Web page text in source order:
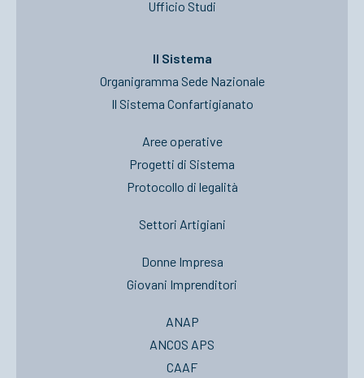
Ufficio Studi
Il Sistema
Organigramma Sede Nazionale
Il Sistema Confartigianato
Aree operative
Progetti di Sistema
Protocollo di legalità
Settori Artigiani
Donne Impresa
Giovani Imprenditori
ANAP
ANCOS APS
CAAF